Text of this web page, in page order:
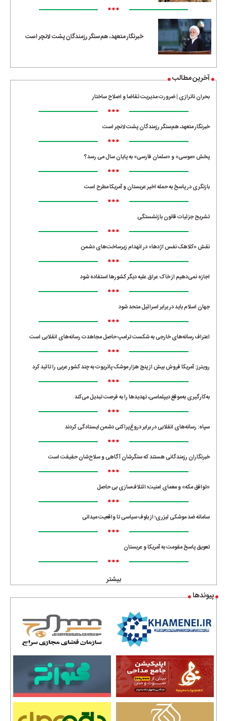
•••
خبرنگار متعهد، هم‌سنگر رزمندگان پشت لانچر است
آخرین مطالب
بحران ناترازی | ضرورت مدیریت تقاضا و اصلاح ساختار
•••
خبرنگار متعهد، هم‌سنگر رزمندگان پشت لانچر است
•••
پخش «موسی» و «سلمان فارسی» به پایان سال می رسد؟
•••
بازنگری در پاسخ به حمله اخیر عربستان و آمریکا مطرح است
•••
تشریح جزئیات قانون بازنشستگی
•••
نقش «کلاهک نفس اژدها» در انهدام زیرساخت‌های دشمن
•••
اجازه نمی‌دهیم از خاک عراق علیه دیگر کشورها استفاده شود
•••
جهان اسلام باید در برابر اسرائیل متحد شود
•••
اعتراف رسانه‌های خارجی به شکست ترامپ حاصل مجاهدت رسانه‌های انقلابی است
•••
رویترز: آمریکا فروش بیش از پنج هزار موشک پاتریوت به چند کشور عربی را تائید کرد
•••
به‌کارگیری به‌موقع دیپلماسی، تهدیدها را به فرصت تبدیل می‌کند
•••
سپاه: رسانه‌های انقلابی در برابر دروغ‌پراکنی دشمن ایستادگی کردند
•••
خبرنگاران رزمندگانی هستند که سنگرشان آگاهی و سلاح‌شان حقیقت است
•••
«توافق مکه» و معمای امنیت؛ ائتلاف‌سازی بی حاصل
•••
سامانه ضد موشکی لیزری؛ از بلوف سیاسی تا واقعیت میدانی
•••
تعویق پاسخ مقومت به آمریکا و عربستان
•••
بیشتر
پیوندها